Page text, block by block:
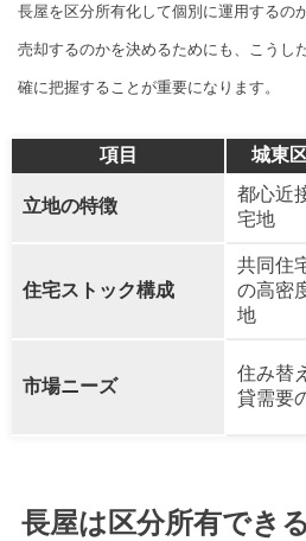
長屋を区分所有化して個別に運用するの
売却するのかを決めるためにも、こうし
確に把握することが重要になります。
項目 城東
立地の特徴
都心近
宅地
住宅ストック構成
共同住
の高密
地
市場ニーズ
住み替
貸需要
長屋は区分所有でき